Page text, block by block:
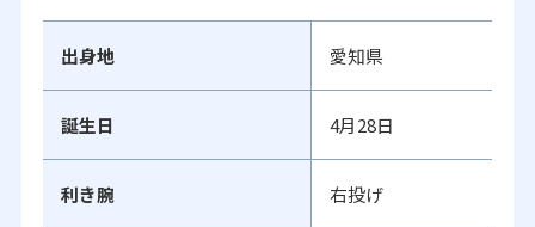
出身地 愛知県
誕生日 4月28日
利き腕 右投げ